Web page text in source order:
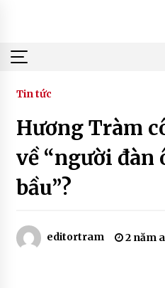
Tin tức
Hương Tràm
về “người đàn
bầu”?
editortram 2 năm